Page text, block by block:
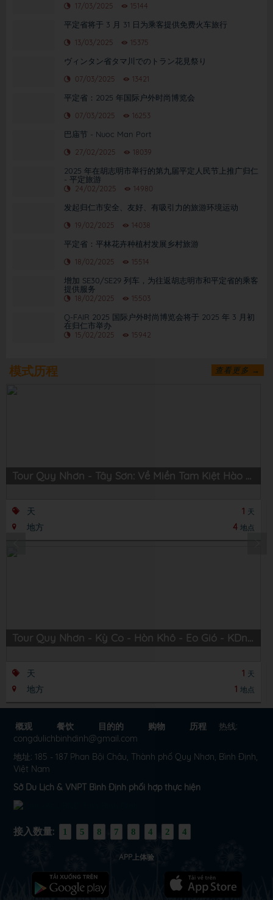
17/03/2025 15144
平定省将于 3 月 31 日为乘客提供免费火车旅行
13/03/2025 15375
ヴィンタン省タマ川でのトラン花見祭り
07/03/2025 13421
平定省：2025 年国际户外时尚博览会
07/03/2025 16253
巴庙节 - Nuoc Man Port
27/02/2025 18039
2025 年在胡志明市举行的第九届平定人民节上推广归仁
- 平定旅游
24/02/2025 14980
发起归仁市安全、友好、有吸引力的旅游环境运动
19/02/2025 14038
平定省：平林花卉种植村发展乡村旅游
18/02/2025 15514
增加 SE30/SE29 列车，为往返胡志明市和平定省的乘客
提供服务
18/02/2025 15503
Q-FAIR 2025 国际户外时尚博览会将于 2025 年 3 月初
在归仁市举办
15/02/2025 15942
模式历程 查看更多 →
Tour Quy Nhơn - Tây Sơn: Về Miền Tam Kiệt Hào Hùng
天 1 天
地方 4 地点
Tour Quy Nhơn - Kỳ Co - Hòn Khô - Eo Gió - KDn Trung Lương
天 1 天
地方 1 地点
概观 餐饮 目的的 购物 历程
热线:
congdulichbinhdinh@gmail.com
地址: 185 - 187 Phan Bội Châu, Thành phố Quy Nhơn, Bình Định,
Việt Nam
Sở Du Lịch & VNPT Bình Định phối hợp thực hiện
接入数量: 1 5 8 7 8 4 2 4
APP上体验